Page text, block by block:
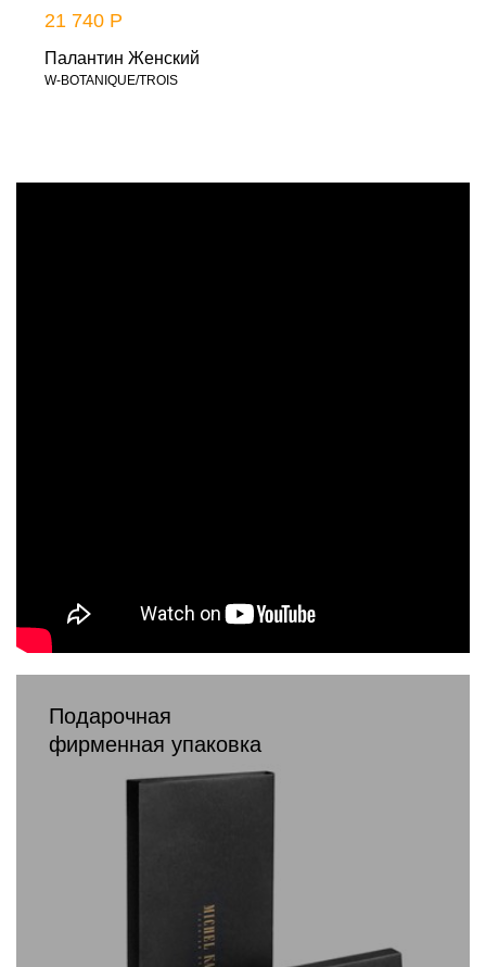
21 740 Р
Палантин Женский
W-BOTANIQUE/TROIS
Подарочная
фирменная упаковка